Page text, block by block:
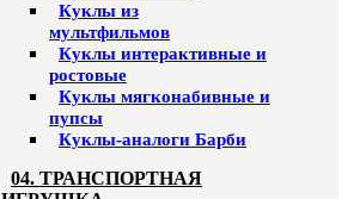
Куклы из
мультфильмов
Куклы интерактивные и
ростовые
Куклы мягконабивные и
пупсы
Куклы-аналоги Барби
04. ТРАНСПОРТНАЯ